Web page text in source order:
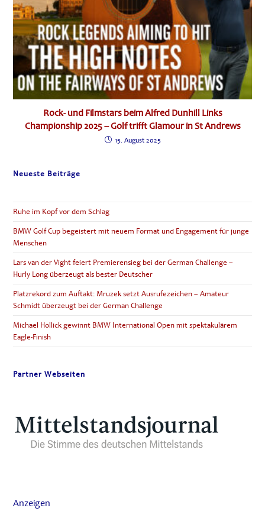
Rock- und Filmstars beim Alfred Dunhill Links
Championship 2025 – Golf trifft Glamour in St Andrews
15. August 2025
Neueste Beiträge
Ruhe im Kopf vor dem Schlag
BMW Golf Cup begeistert mit neuem Format und Engagement für junge
Menschen
Lars van der Vight feiert Premierensieg bei der German Challenge –
Hurly Long überzeugt als bester Deutscher
Platzrekord zum Auftakt: Mruzek setzt Ausrufezeichen – Amateur
Schmidt überzeugt bei der German Challenge
Michael Hollick gewinnt BMW International Open mit spektakulärem
Eagle-Finish
Partner Webseiten
Anzeigen